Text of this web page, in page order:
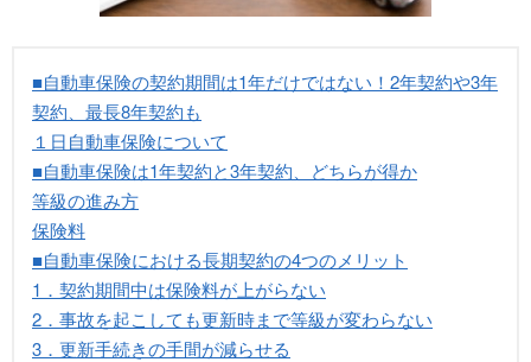
■自動車保険の契約期間は1年だけではない！2年契約や3年
契約、最長8年契約も
１日自動車保険について
■自動車保険は1年契約と3年契約、どちらが得か
等級の進み方
保険料
■自動車保険における長期契約の4つのメリット
1．契約期間中は保険料が上がらない
2．事故を起こしても更新時まで等級が変わらない
3．更新手続きの手間が減らせる